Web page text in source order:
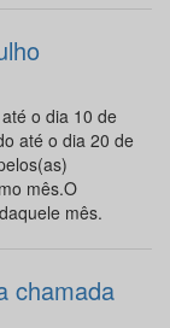
o dia 10 de
até o dia 20 de
mês.O
mês.
chamada